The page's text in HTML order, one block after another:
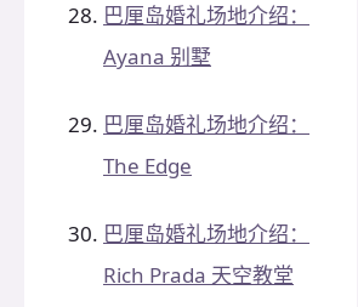
巴厘岛婚礼场地介绍：
Ayana 别墅
巴厘岛婚礼场地介绍：
The Edge
巴厘岛婚礼场地介绍：
Rich Prada 天空教堂